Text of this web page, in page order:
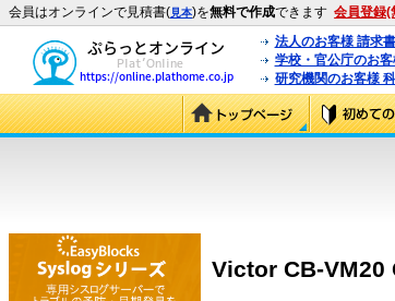
会員はオンラインで見積書(見本)を無料で作成できます 会員登録(
法人のお客様 請求
学校・官公庁のお
研究機関のお客様
Victor CB-VM20